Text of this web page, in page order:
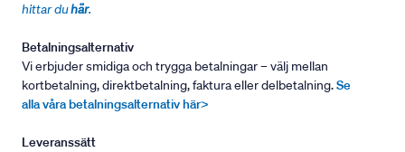
hittar duhär.
Betalningsalternativ
Vi erbjuder smidiga och trygga betalningar – välj mellan
kortbetalning, direktbetalning, faktura eller delbetalning.Se
alla våra betalningsalternativ här>
Leveranssätt